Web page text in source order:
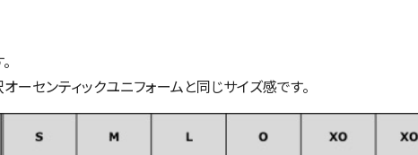
ーセンティックユニフォームと同じサイズ感です。